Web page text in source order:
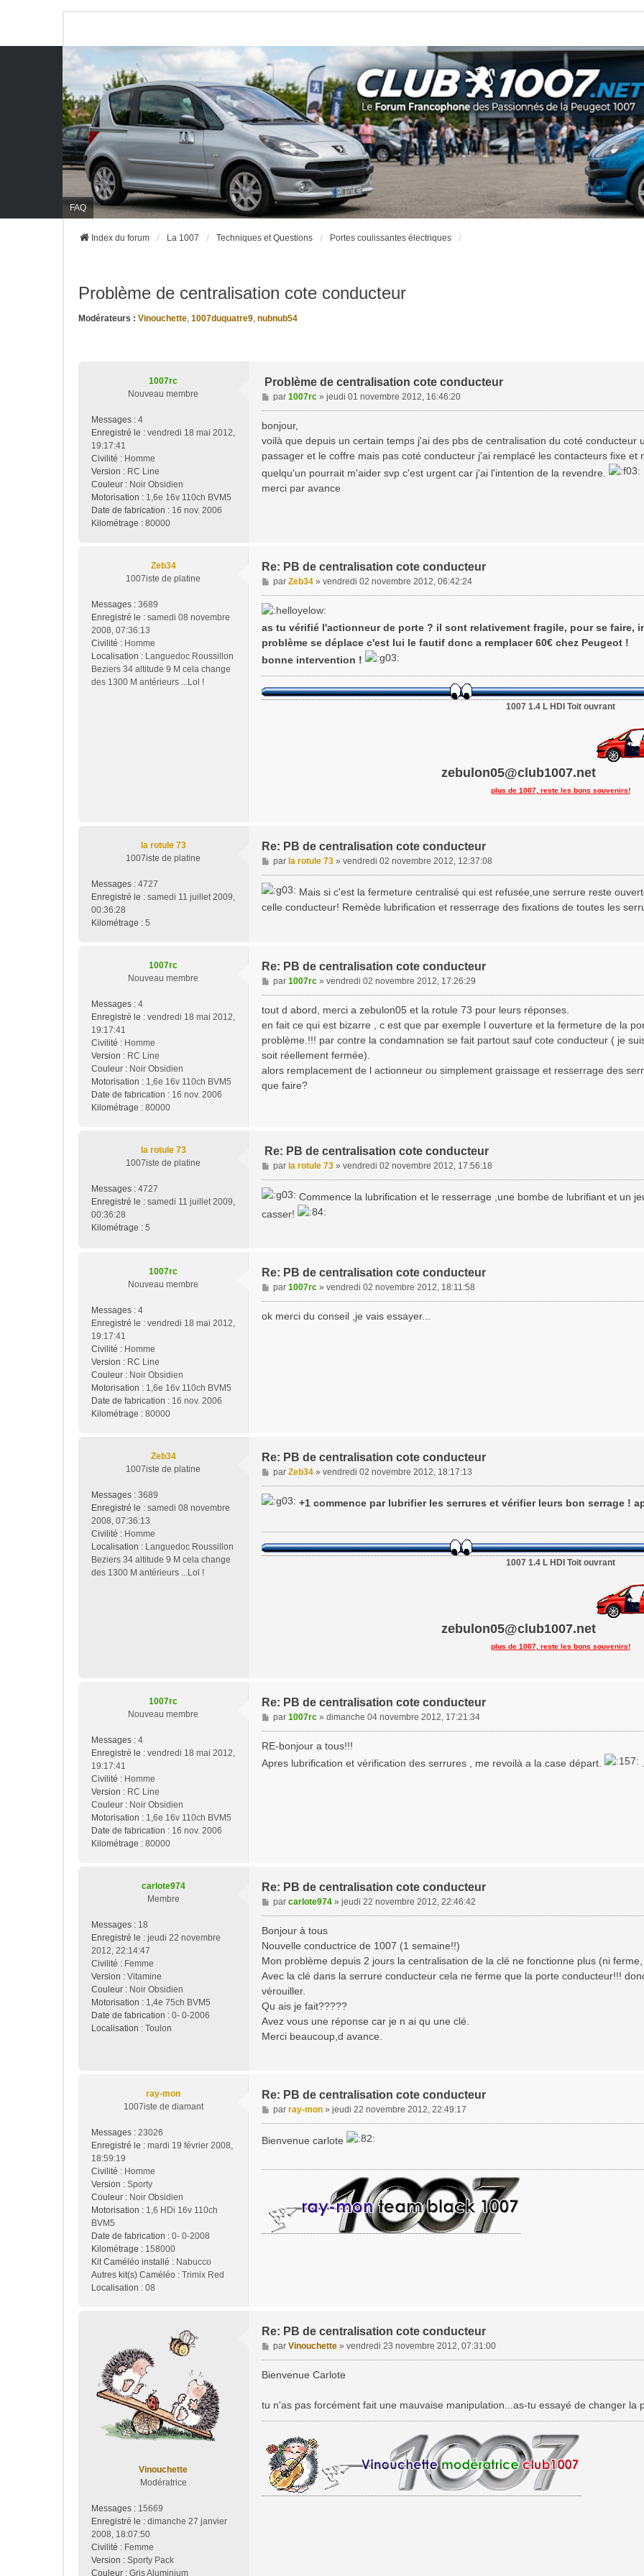
FAQ
Index du forum La 1007 Techniques et Questions Portes coulissantes électriques
Problème de centralisation cote conducteur
Modérateurs : Vinouchette, 1007duquatre9, nubnub54
1007rc
Nouveau membre
Messages : 4
Enregistré le : vendredi 18 mai 2012,
19:17:41
Civilité : Homme
Version : RC Line
Couleur : Noir Obsidien
Motorisation : 1,6e 16v 110ch BVM5
Date de fabrication : 16 nov. 2006
Kilométrage : 80000
Problème de centralisation cote conducteur
M
e
s
s
g
e
par 1007rc» jeudi 01 novembre 2012, 16:46:20
bonjour,
voilà que depuis un certain temps j'ai des pbs de centralisation du coté conducteur
passager et le coffre mais pas coté conducteur j'ai remplacé les contacteurs fixe et
quelqu'un pourrait m'aider svp c'est urgent car j'ai l'intention de la revendre.
merci par avance
Zeb34
1007iste de platine
Messages : 3689
Enregistré le : samedi 08 novembre
2008, 07:36:13
Civilité : Homme
Localisation : Languedoc Roussillon
Beziers 34 altitude 9 M cela change
des 1300 M antérieurs ...Lol !
Re: PB de centralisation cote conducteur
M
e
s
a
g
e
par Zeb34» vendredi 02 novembre 2012, 06:42:24
as tu vérifié l'actionneur de porte ? il sont relativement fragile, pour se faire,
problème se déplace c'est lui le fautif donc a remplacer 60€ chez Peugeot !
bonne intervention !
1007 1.4 L HDI Toit ouvrant
zebulon05@club1007.net
plus de 1007, reste les bons souvenirs!
la rotule 73
1007iste de platine
Messages : 4727
Enregistré le : samedi 11 juillet 2009,
00:36:28
Kilométrage : 5
Re: PB de centralisation cote conducteur
M
e
s
a
par la rotule 73» vendredi 02 novembre 2012, 12:37:08
Mais si c'est la fermeture centralisé qui est refusée,une serrure reste
celle conducteur! Remède lubrification et resserrage des fixations de toutes les
1007rc
Nouveau membre
Messages : 4
Enregistré le : vendredi 18 mai 2012,
19:17:41
Civilité : Homme
Version : RC Line
Couleur : Noir Obsidien
Motorisation : 1,6e 16v 110ch BVM5
Date de fabrication : 16 nov. 2006
Kilométrage : 80000
Re: PB de centralisation cote conducteur
M
e
s
g
e
par 1007rc» vendredi 02 novembre 2012, 17:26:29
tout d abord, merci a zebulon05 et la rotule 73 pour leurs réponses.
en fait ce qui est bizarre , c est que par exemple l ouverture et la fermeture de la
problème.!!! par contre la condamnation se fait partout sauf cote conducteur ( je
soit réellement fermée).
alors remplacement de l actionneur ou simplement graissage et resserrage des
que faire?
la rotule 73
1007iste de platine
Messages : 4727
Enregistré le : samedi 11 juillet 2009,
00:36:28
Kilométrage : 5
Re: PB de centralisation cote conducteur
M
e
s
a
par la rotule 73» vendredi 02 novembre 2012, 17:56:18
Commence la lubrification et le resserrage ,une bombe de lubrifiant et un
casser!
1007rc
Nouveau membre
Messages : 4
Enregistré le : vendredi 18 mai 2012,
19:17:41
Civilité : Homme
Version : RC Line
Couleur : Noir Obsidien
Motorisation : 1,6e 16v 110ch BVM5
Date de fabrication : 16 nov. 2006
Kilométrage : 80000
Re: PB de centralisation cote conducteur
M
e
s
par 1007rc» vendredi 02 novembre 2012, 18:11:58
ok merci du conseil ,je vais essayer...
Zeb34
1007iste de platine
Messages : 3689
Enregistré le : samedi 08 novembre
2008, 07:36:13
Civilité : Homme
Localisation : Languedoc Roussillon
Beziers 34 altitude 9 M cela change
des 1300 M antérieurs ...Lol !
Re: PB de centralisation cote conducteur
M
e
s
e
par Zeb34» vendredi 02 novembre 2012, 18:17:13
+1 commence par lubrifier les serrures et vérifier leurs bon serrage !
1007 1.4 L HDI Toit ouvrant
zebulon05@club1007.net
plus de 1007, reste les bons souvenirs!
1007rc
Nouveau membre
Messages : 4
Enregistré le : vendredi 18 mai 2012,
19:17:41
Civilité : Homme
Version : RC Line
Couleur : Noir Obsidien
Motorisation : 1,6e 16v 110ch BVM5
Date de fabrication : 16 nov. 2006
Kilométrage : 80000
Re: PB de centralisation cote conducteur
M
e
s
a
par 1007rc» dimanche 04 novembre 2012, 17:21:34
RE-bonjour a tous!!!
Apres lubrification et vérification des serrures , me revoilà a la case départ.
carlote974
Membre
Messages : 18
Enregistré le : jeudi 22 novembre
2012, 22:14:47
Civilité : Femme
Version : Vitamine
Couleur : Noir Obsidien
Motorisation : 1,4e 75ch BVM5
Date de fabrication : 0- 0-2006
Localisation : Toulon
Re: PB de centralisation cote conducteur
M
e
s
g
e
par carlote974» jeudi 22 novembre 2012, 22:46:42
Bonjour à tous
Nouvelle conductrice de 1007 (1 semaine!!)
Mon problème depuis 2 jours la centralisation de la clé ne fonctionne plus (ni
Avec la clé dans la serrure conducteur cela ne ferme que la porte conducteur!!!
vérouiller.
Qu ais je fait?????
Avez vous une réponse car je n ai qu une clé.
Merci beaucoup,d avance.
ray-mon
1007iste de diamant
Messages : 23026
Enregistré le : mardi 19 février 2008,
18:59:19
Civilité : Homme
Version : Sporty
Couleur : Noir Obsidien
Motorisation : 1,6 HDi 16v 110ch
BVM5
Date de fabrication : 0- 0-2008
Kilométrage : 158000
Kit Caméléo installé : Nabucco
Autres kit(s) Caméléo : Trimix Red
Localisation : 08
Re: PB de centralisation cote conducteur
M
e
s
par ray-mon» jeudi 22 novembre 2012, 22:49:17
Bienvenue carlote
Vinouchette
Modératrice
Messages : 15669
Enregistré le : dimanche 27 janvier
2008, 18:07:50
Civilité : Femme
Version : Sporty Pack
Couleur : Gris Aluminium
Re: PB de centralisation cote conducteur
M
e
s
g
e
par Vinouchette» vendredi 23 novembre 2012, 07:31:00
Bienvenue Carlote
tu n'as pas forcément fait une mauvaise manipulation...as-tu essayé de changer la